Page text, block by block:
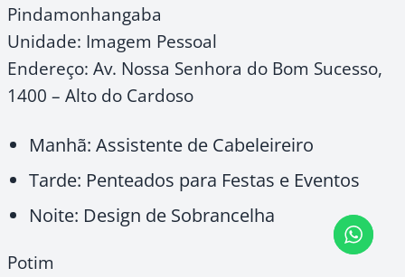
Pindamonhangaba
Unidade: Imagem Pessoal
Endereço: Av. Nossa Senhora do Bom Sucesso,
1400 – Alto do Cardoso
Manhã: Assistente de Cabeleireiro
Tarde: Penteados para Festas e Eventos
Noite: Design de Sobrancelha
Potim